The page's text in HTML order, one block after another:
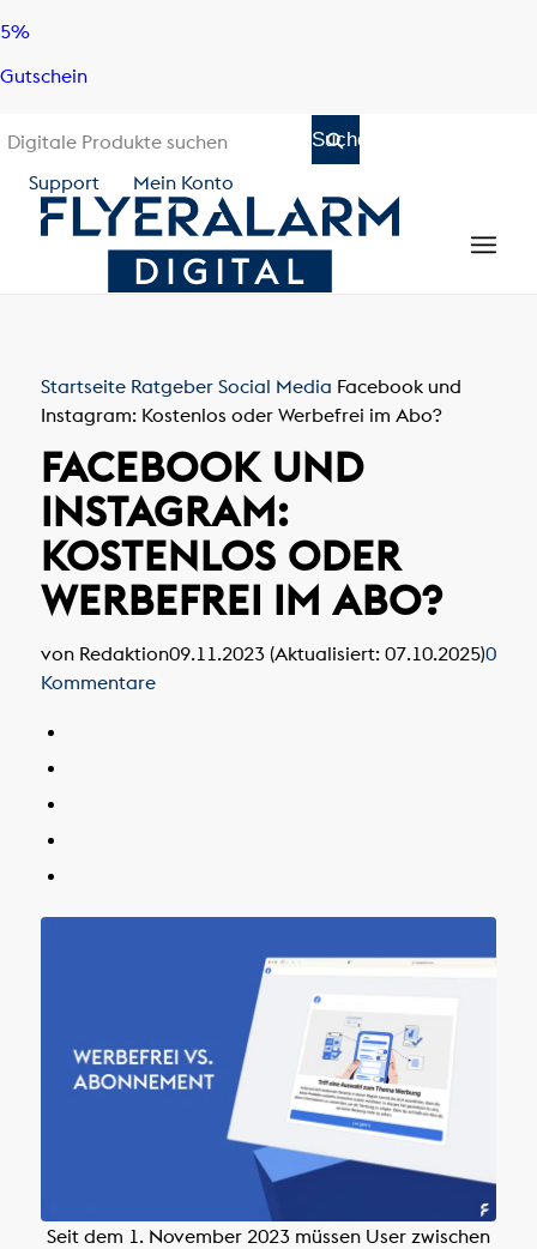
Skip
content
Skip
navigation
5%
Gutschein
Support Mein Konto
Startseite Ratgeber Social Media Facebook und
Instagram: Kostenlos oder Werbefrei im Abo?
FACEBOOK UND
INSTAGRAM:
KOSTENLOS ODER
WERBEFREI IM ABO?
von Redaktion09.11.2023 (Aktualisiert: 07.10.2025)0
Kommentare
Seit dem 1. November 2023 müssen User zwischen